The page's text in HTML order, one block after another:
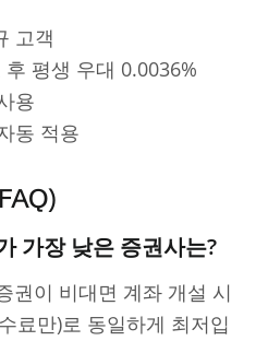
고객
평생 우대 0.0036%
용
동 적용
가장 낮은 증권사는?
권이 비대면 계좌 개설 시
료만)로 동일하게 최저입